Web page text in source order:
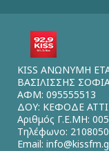
KISS ΑΝΩΝΥΜΗ
ΒΑΣΙΛΙΣΣΗΣ
ΑΦΜ: 095555513
ΔΟΥ: ΚΕΦΟΔΕ
Αριθμός Γ.Ε.ΜΗ:
Τηλέφωνο:
Email: